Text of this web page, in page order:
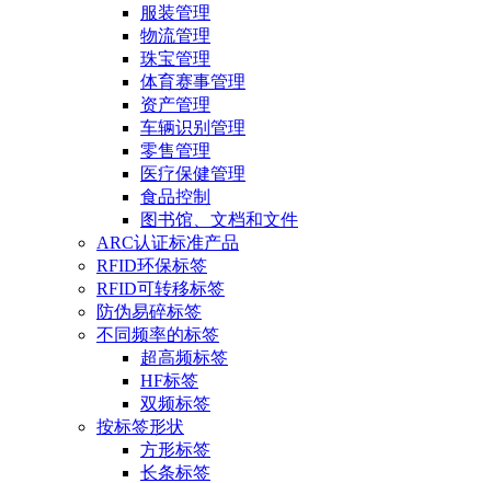
服装管理
物流管理
珠宝管理
体育赛事管理
资产管理
车辆识别管理
零售管理
医疗保健管理
食品控制
图书馆、文档和文件
ARC认证标准产品
RFID环保标签
RFID可转移标签
防伪易碎标签
不同频率的标签
超高频标签
HF标签
双频标签
按标签形状
方形标签
长条标签